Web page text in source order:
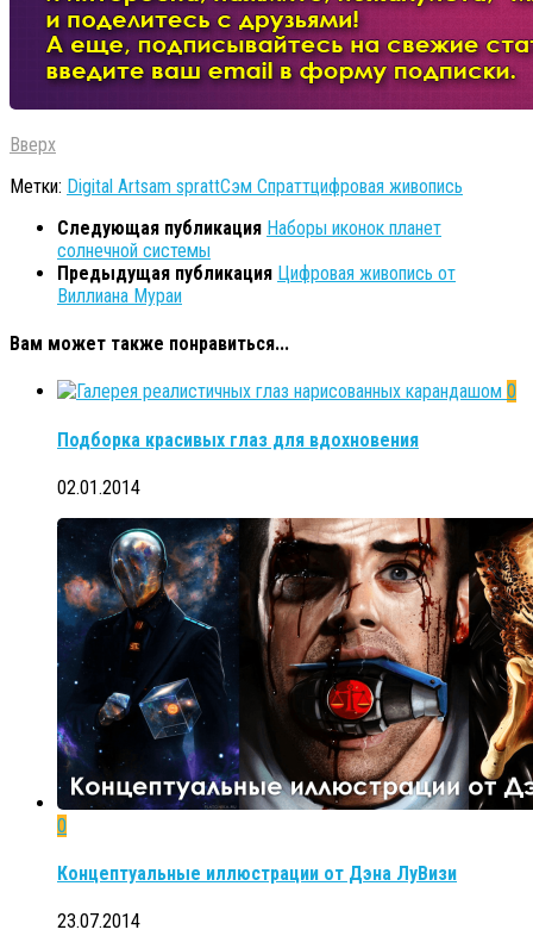
Вверх
Метки: Digital Artsam sprattСэм Спраттцифровая живопись
Следующая публикация Наборы иконок планет
солнечной системы
Предыдущая публикация Цифровая живопись от
Виллиана Мураи
Вам может также понравиться...
0
Подборка красивых глаз для вдохновения
02.01.2014
0
Концептуальные иллюстрации от Дэна ЛуВизи
23.07.2014